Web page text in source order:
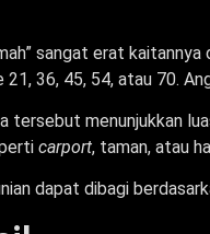
sangat erat kaitannya
36, 45, 54, atau 70.
tersebut menunjukkan
carport, taman, atau
dapat dibagi